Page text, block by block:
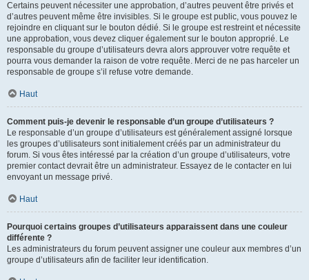
Certains peuvent nécessiter une approbation, d’autres peuvent être privés et
d’autres peuvent même être invisibles. Si le groupe est public, vous pouvez le
rejoindre en cliquant sur le bouton dédié. Si le groupe est restreint et nécessite
une approbation, vous devez cliquer également sur le bouton approprié. Le
responsable du groupe d’utilisateurs devra alors approuver votre requête et
pourra vous demander la raison de votre requête. Merci de ne pas harceler un
responsable de groupe s’il refuse votre demande.
Haut
Comment puis-je devenir le responsable d’un groupe d’utilisateurs ?
Le responsable d’un groupe d’utilisateurs est généralement assigné lorsque
les groupes d’utilisateurs sont initialement créés par un administrateur du
forum. Si vous êtes intéressé par la création d’un groupe d’utilisateurs, votre
premier contact devrait être un administrateur. Essayez de le contacter en lui
envoyant un message privé.
Haut
Pourquoi certains groupes d’utilisateurs apparaissent dans une couleur
différente ?
Les administrateurs du forum peuvent assigner une couleur aux membres d’un
groupe d’utilisateurs afin de faciliter leur identification.